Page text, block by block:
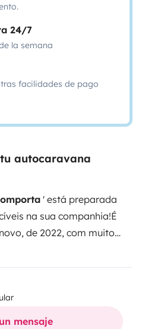
24/7
la semana
facilidades de pago
autocaravana
' está preparada
na sua companhia!É
de 2022, com muito
viajar e dormir com
as melhores comodidades
em família ou amigos,
de cama, toalhas e
de cozinha
mensaje